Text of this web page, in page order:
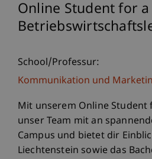
Online Student for
School/Professur:
Kommunikation und
Mit unserem Online Student
unser Team mit an
Campus und bietet dir
Liechtenstein sowie das